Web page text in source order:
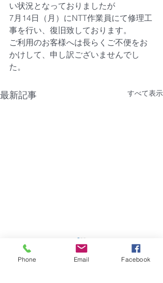
い状況となっておりましたが
7月14日（月）にNTT作業員にて修理工
事を行い、復旧致しております。
ご利用のお客様へは長らくご不便をお
かけして、申し訳ございませんでし
た。
最新記事 すべて表示
【NTT機器障害】福岡市
｜グランフォーレラグゼ
Phone Email Facebook